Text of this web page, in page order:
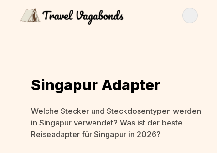
Singapur Adapter
Welche Stecker und Steckdosentypen werden
in Singapur verwendet? Was ist der beste
Reiseadapter für Singapur in 2026?